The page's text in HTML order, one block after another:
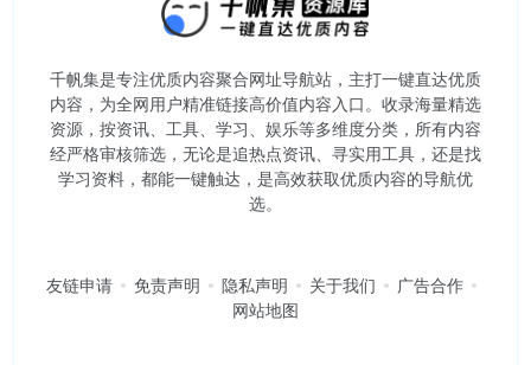
千帆集是专注优质内容聚合网址导航站，主打一键直达优质
内容，为全网用户精准链接高价值内容入口。​收录海量精选
资源，按资讯、工具、学习、娱乐等多维度分类，所有内容
经严格审核筛选，无论是追热点资讯、寻实用工具，还是找
学习资料，都能一键触达，是高效获取优质内容的导航优
选。
友链申请 免责声明 隐私声明 关于我们
广告合作
网站地图